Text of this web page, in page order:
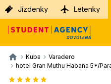
Jízdenky Letenky
Kuba
Varadero
hotel Gran Muthu Habana 5*/